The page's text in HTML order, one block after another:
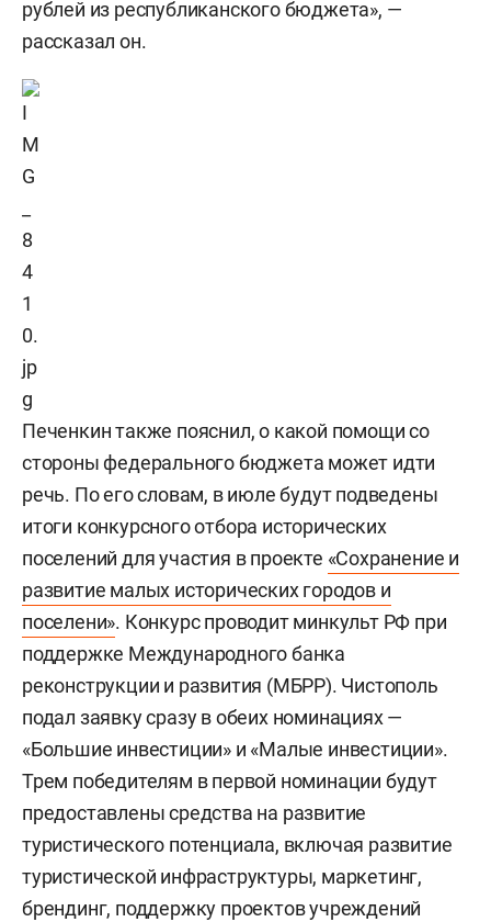
рублей из республиканского бюджета», —
рассказал он.
Печенкин также пояснил, о какой помощи со
стороны федерального бюджета может идти
речь. По его словам, в июле будут подведены
итоги конкурсного отбора исторических
поселений для участия в проекте «Сохранение и
развитие малых исторических городов и
поселени». Конкурс проводит минкульт РФ при
поддержке Международного банка
реконструкции и развития (МБРР). Чистополь
подал заявку сразу в обеих номинациях —
«Большие инвестиции» и «Малые инвестиции».
Трем победителям в первой номинации будут
предоставлены средства на развитие
туристического потенциала, включая развитие
туристической инфраструктуры, маркетинг,
брендинг, поддержку проектов учреждений